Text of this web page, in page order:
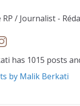
RP / Journalist -
has 1015 posts
by Malik Berkati